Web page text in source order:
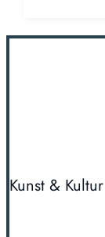
Kunst & Kultur